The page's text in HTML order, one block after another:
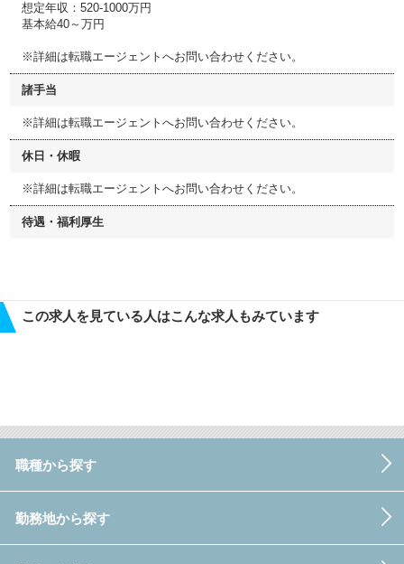
想定年収：520-1000万円
基本給40～万円
※詳細は転職エージェントへお問い合わせください。
諸手当
※詳細は転職エージェントへお問い合わせください。
休日・休暇
※詳細は転職エージェントへお問い合わせください。
待遇・福利厚生
この求人を見ている人はこんな求人もみています
職種から探す
勤務地から探す